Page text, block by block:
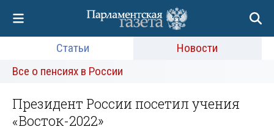
Статьи
Новости
Все о пенсиях в России
Президент России посетил учения
«Восток-2022»